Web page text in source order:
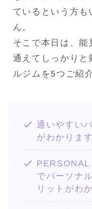
ているという方も
ん。
そこで本日は、能
通えてしっかりと
ルジムを5つご紹
通いやすい
がわかります
でパーソナ
リットがわ